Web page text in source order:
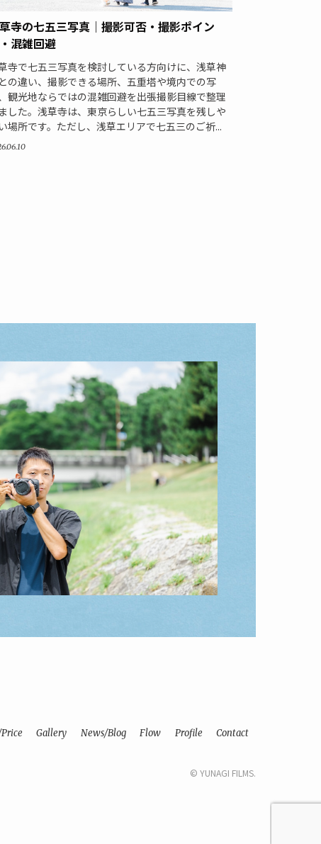
寺の七五三写真｜撮影可否・撮影ポイン
混雑回避
寺で七五三写真を検討している方向けに、浅草神
の違い、撮影できる場所、五重塔や境内での写
観光地ならではの混雑回避を出張撮影目線で整理
した。浅草寺は、東京らしい七五三写真を残しや
場所です。ただし、浅草エリアで七五三のご祈...
Gallery News/Blog Flow Profile Contact
© YUNAGI FILMS.